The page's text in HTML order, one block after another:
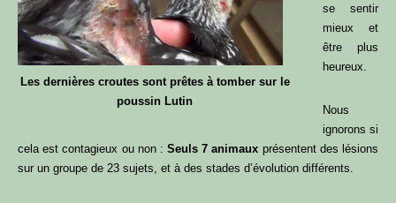
Les dernières croutes sont prêtes à tomber sur le
poussin Lutin
se sentir
mieux et
être plus
heureux.
Nous
ignorons si
cela est contagieux ou non :Seuls 7 animaux présentent des lésions
sur un groupe de 23 sujets, et à des stades d’évolution différents.